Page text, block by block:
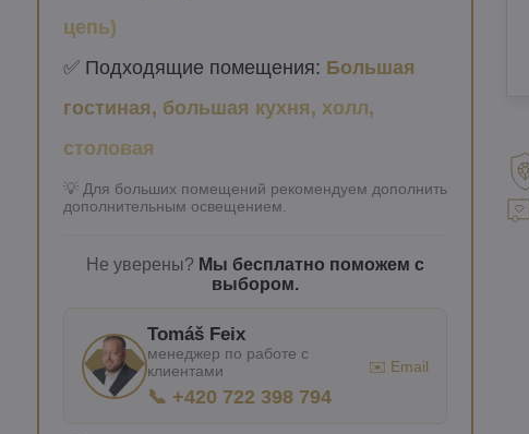
цепь)
✅ Подходящие помещения: Большая
гостиная, большая кухня, холл,
столовая
💡 Для больших помещений рекомендуем дополнить
дополнительным освещением.
Не уверены? Мы бесплатно поможем с
выбором.
Tomáš Feix
менеджер по работе с
клиентами
📞 +420 722 398 794
✉️ Email